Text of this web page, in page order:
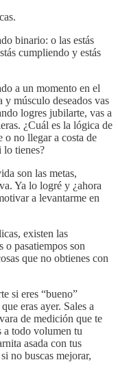
binario: o las estás
cumpliendo y estás
a un momento en el
músculo deseados vas
logres jubilarte, vas a
¿Cuál es la lógica de
no llegar a costa de
lo tienes?
son las metas,
Ya lo logré y ¿ahora
a levantarme en
existen las
o pasatiempos son
que no obtienes con
si eres “bueno”
eras ayer. Sales a
de medición que te
a todo volumen tu
asada con tus
no buscas mejorar,